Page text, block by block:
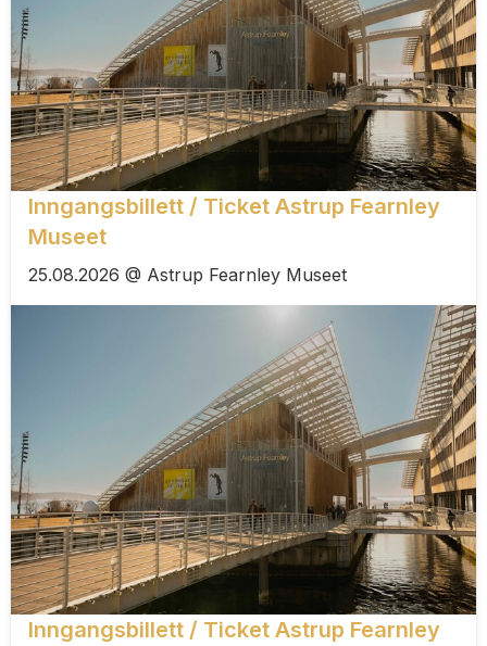
Inngangsbillett / Ticket Astrup Fearnley
Museet
25.08.2026 @ Astrup Fearnley Museet
Inngangsbillett / Ticket Astrup Fearnley